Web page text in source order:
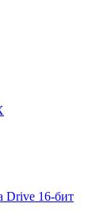
Drive 16-бит